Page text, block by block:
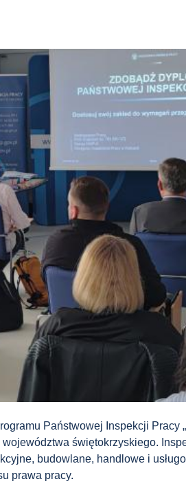
Państwowej Inspekcji Pracy
świętokrzyskiego.
budowlane, handlowe i
prawa pracy.